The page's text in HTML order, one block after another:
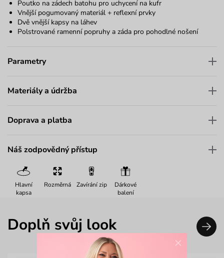
Poutko na zádech batohu pro uchycení na kufr
Vnější pogumovaný materiál + reflexní prvky
Dvě vnější kapsy na láhev
Polstrované ramenní popruhy a záda pro pohodlné nošení
Parametry
Materiály a údržba
Doprava a platba
Náš zodpovědný přístup
Hlavní
kapsa
Rozměrná Zavírání zip
Dárkové
balení
Doplň svůj look
×